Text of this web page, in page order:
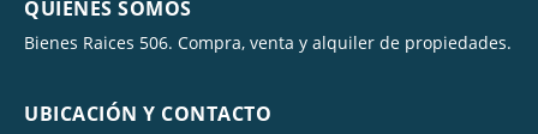
QUIÉNES SOMOS
Bienes Raices 506. Compra, venta y alquiler de propiedades.
UBICACIÓN Y CONTACTO